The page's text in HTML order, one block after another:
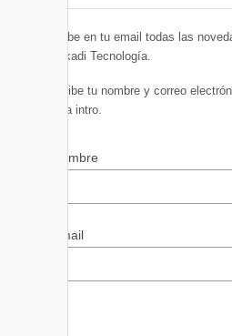
Recibe en tu email todas las
Euskadi Tecnología.
Escribe tu nombre y correo
pulsa intro.
Nombre
Email